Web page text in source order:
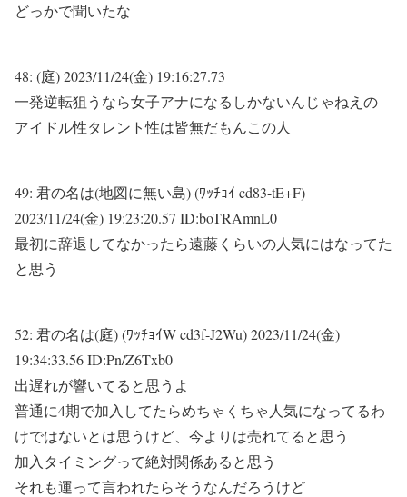
どっかで聞いたな
48: (庭)2023/11/24(金) 19:16:27.73
一発逆転狙うなら女子アナになるしかないんじゃねえの
アイドル性タレント性は皆無だもんこの人
49: 君の名は(地図に無い島) (ﾜｯﾁｮｲ cd83-tE+F)
2023/11/24(金) 19:23:20.57 ID:boTRAmnL0
最初に辞退してなかったら遠藤くらいの人気にはなってた
と思う
52: 君の名は(庭) (ﾜｯﾁｮｲW cd3f-J2Wu)2023/11/24(金)
19:34:33.56 ID:Pn/Z6Txb0
出遅れが響いてると思うよ
普通に4期で加入してたらめちゃくちゃ人気になってるわ
けではないとは思うけど、今よりは売れてると思う
加入タイミングって絶対関係あると思う
それも運って言われたらそうなんだろうけど